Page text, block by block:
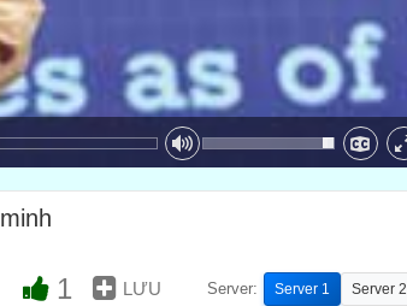
1 LƯU Server: Server 1 Server 2